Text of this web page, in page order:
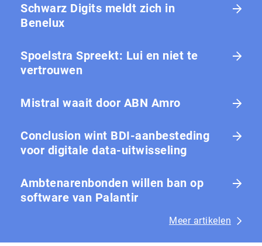
Schwarz Digits meldt zich in
Benelux
Spoelstra Spreekt: Lui en niet te
vertrouwen
Mistral waait door ABN Amro
Conclusion wint BDI-aanbesteding
voor digitale data-uitwisseling
Ambtenarenbonden willen ban op
software van Palantir
Meer artikelen